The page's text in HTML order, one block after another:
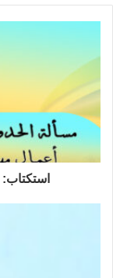
4- د. عبد
الائتماني:
د. بلال
المقدسية.
6- د. محمد
من النظرية
استكتاب: